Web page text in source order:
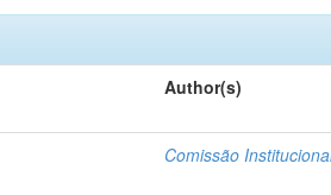
Author(s)
Comissão